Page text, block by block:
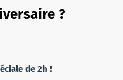
?
de 2h !